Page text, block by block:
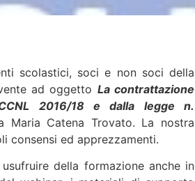
scolastici, soci e non soci della
ad oggetto La contrattazione
2016/18 e dalla legge n.
Maria Catena Trovato. La nostra
consensi ed apprezzamenti.
della formazione anche in